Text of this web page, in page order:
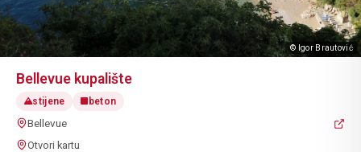
© Igor Brautović
Bellevue kupalište
stijene beton
Bellevue
Otvori kartu